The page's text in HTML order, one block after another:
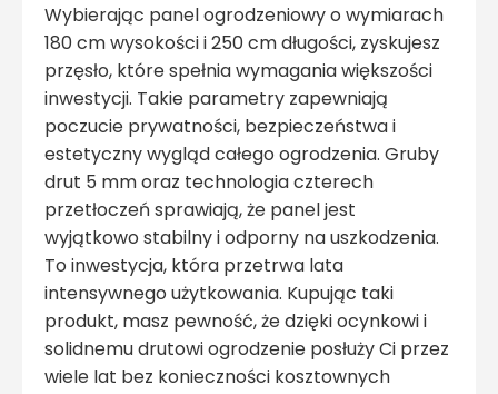
Wybierając panel ogrodzeniowy o wymiarach
180 cm wysokości i 250 cm długości, zyskujesz
przęsło, które spełnia wymagania większości
inwestycji. Takie parametry zapewniają
poczucie prywatności, bezpieczeństwa i
estetyczny wygląd całego ogrodzenia. Gruby
drut 5 mm oraz technologia czterech
przetłoczeń sprawiają, że panel jest
wyjątkowo stabilny i odporny na uszkodzenia.
To inwestycja, która przetrwa lata
intensywnego użytkowania. Kupując taki
produkt, masz pewność, że dzięki ocynkowi i
solidnemu drutowi ogrodzenie posłuży Ci przez
wiele lat bez konieczności kosztownych